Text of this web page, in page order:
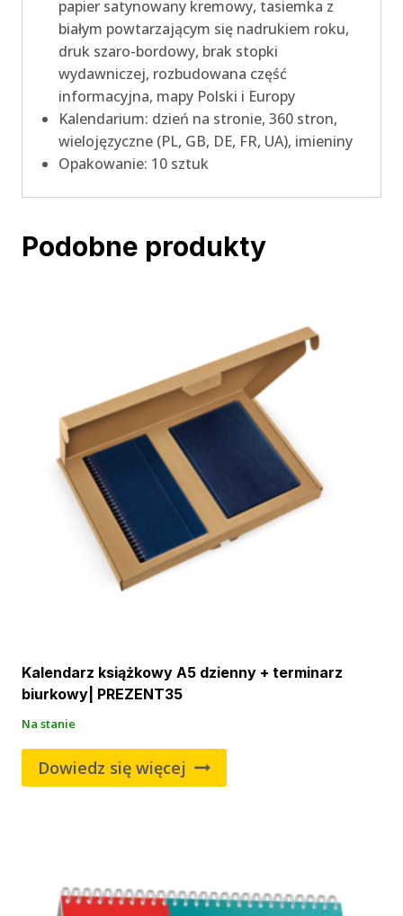
papier satynowany kremowy, tasiemka z
białym powtarzającym się nadrukiem roku,
druk szaro-bordowy, brak stopki
wydawniczej, rozbudowana część
informacyjna, mapy Polski i Europy
Kalendarium: dzień na stronie, 360 stron,
wielojęzyczne (PL, GB, DE, FR, UA), imieniny
Opakowanie: 10 sztuk
Podobne produkty
Kalendarz książkowy A5 dzienny + terminarz
biurkowy| PREZENT35
Na stanie
Dowiedz się więcej